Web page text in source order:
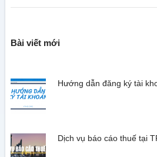
Bài viết mới
Hướng dẫn đăng ký tài
Dịch vụ báo cáo thuế tại